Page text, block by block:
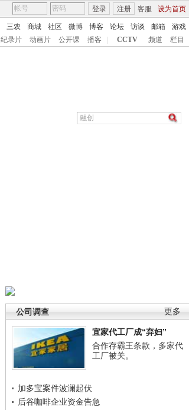
客服 设为首页
登录 注册
三农 商城 社区 微博 博客 论坛 访谈 邮箱
游戏
纪录片 动画片 公开课 播客 CCTV 频道 栏目
更多
公司调查
宜家代工厂成“弃妇”
合作存霸王条款，多家代
工厂被关。
加多宝案件波澜起伏
后谷咖啡企业资金告急